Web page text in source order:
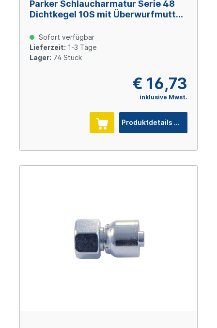
Parker Schlaucharmatur Serie 48
Dichtkegel 10S mit Überwurfmutter
Stahl verzinkt Cr(VI)-frei
Sofort verfügbar
Lieferzeit: 1-3 Tage
Lager: 74 Stück
€ 16,73
inklusive Mwst.
Produktdetails